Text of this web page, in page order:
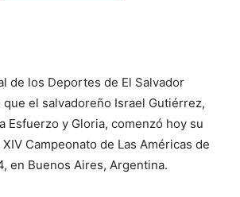
de los Deportes de El Salvador
que el salvadoreño Israel Gutiérrez,
Esfuerzo y Gloria, comenzó hoy su
Campeonato de Las Américas de
en Buenos Aires, Argentina.